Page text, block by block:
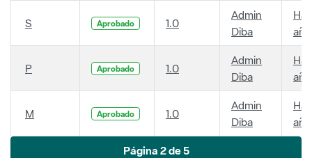
S Aprobado 1.0
Admin
Diba
P Aprobado 1.0
Admin
Diba
M Aprobado 1.0
Admin
Diba
Página 2 de 5